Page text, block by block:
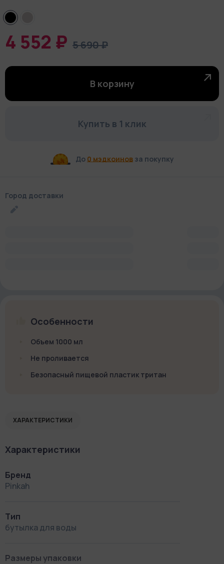
4 552 ₽ 5 690 ₽
В корзину
Купить в 1 клик
До 0 мэдкоиновза покупку
Город доставки
Особенности
Объем 1000 мл
Не проливается
Безопасный пищевой пластик тритан
ХАРАКТЕРИСТИКИ
Характеристики
Бренд
Pinkah
Тип
бутылка для воды
Размеры упаковки